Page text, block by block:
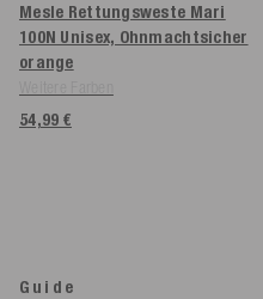
Mesle Rettungsweste Mari
100N Unisex, Ohnmachtsicher
orange
54,99 €
Guide